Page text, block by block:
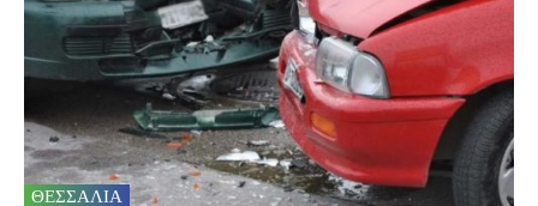
ΘΕΣΣΑΛΙΑ